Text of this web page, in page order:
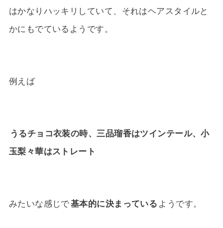
はかなりハッキリしていて、それはヘアスタイルと
かにもでているようです。
例えば
うるチョコ衣装の時、三品瑠香はツインテール、小
玉梨々華はストレート
みたいな感じで基本的に決まっている ようです。